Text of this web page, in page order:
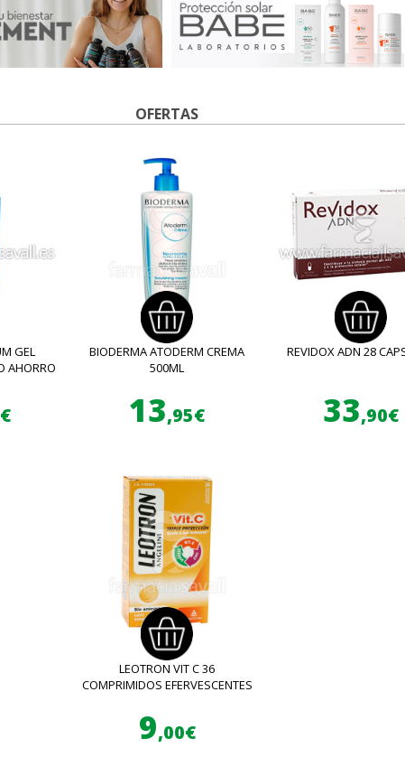
OFERTAS
GEL
AHORRO
BIODERMA ATODERM CREMA
500ML
13,95€
REVIDOX ADN 28
33,90€
LEOTRON VIT C 36
COMPRIMIDOS EFERVESCENTES
9,00€